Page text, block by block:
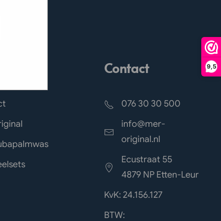
9,5
Contact
076 30 30 500
info@mer-
original.nl
Ecustraat 55
4879 NP Etten-Leur
KvK: 24.156.127
BTW:
zij
van